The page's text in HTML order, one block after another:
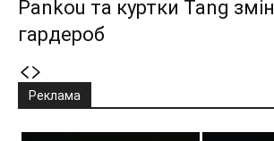
Pankou та куртки Tang
гардероб
Реклама